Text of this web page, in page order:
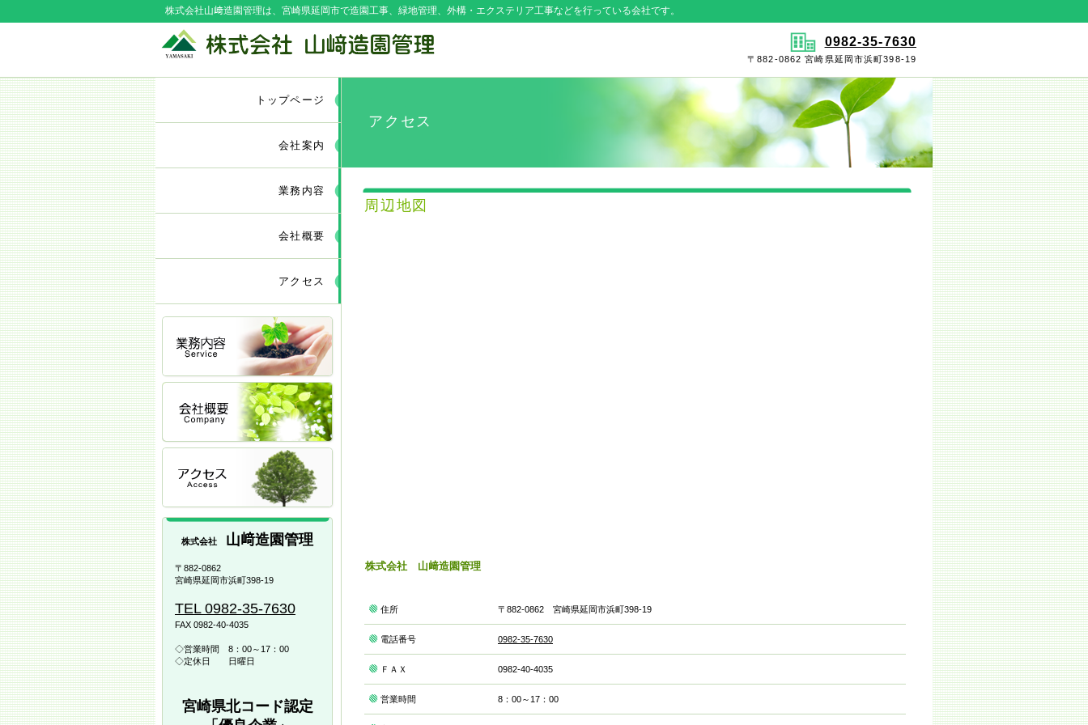
株式会社山﨑造園管理は、宮崎県延岡市で造園工事、緑地管理、外構・エクステリア工事などを行っている会社です。
0982-35-7630
〒882-0862 宮崎県延岡市浜町398-19
アクセス
周辺地図
株式会社 山﨑造園管理
住所 〒882-0862 宮崎県延岡市浜町398-19
電話番号 0982-35-7630
ＦＡＸ 0982-40-4035
営業時間 8：00～17：00
トップページ
会社案内
業務内容
会社概要
アクセス
株式会社 山﨑造園管理
〒882-0862
宮崎県延岡市浜町398-19
TEL 0982-35-7630
FAX 0982-40-4035
◇営業時間 8：00～17：00
◇定休日 日曜日
宮崎県北コード認定